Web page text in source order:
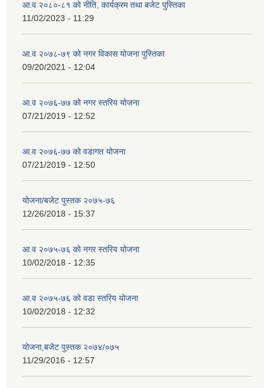
आ.व २०८०-८१ को नीति, कार्यक्रम तथा बजेट पुस्तिका
11/02/2023 - 11:29
आ.व २०७८-७९ को नगर विकास योजना पुस्तिका
09/20/2021 - 12:04
आ.व २०७६-७७ को नगर स्तरिय योजना
07/21/2019 - 12:52
आ.व २०७६-७७ को वडागत योजना
07/21/2019 - 12:50
योजना/बजेट पुस्तक २०७५-७६
12/26/2018 - 15:37
आ.व २०७५-७६ को नगर स्तरिय योजना
10/02/2018 - 12:35
आ.व २०७५-७६ को वडा स्तरिय योजना
10/02/2018 - 12:32
योजना,बजेट पुस्तक २०७४/०७५
11/29/2016 - 12:57